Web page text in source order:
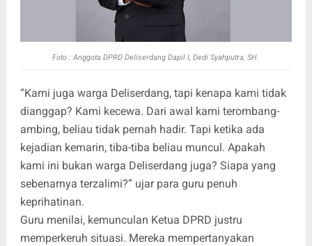
Foto : Anggota DPRD Deliserdang Dapil I, Dedi Syahputra, SH.
“Kami juga warga Deliserdang, tapi kenapa kami tidak
dianggap? Kami kecewa. Dari awal kami terombang-
ambing, beliau tidak pernah hadir. Tapi ketika ada
kejadian kemarin, tiba-tiba beliau muncul. Apakah
kami ini bukan warga Deliserdang juga? Siapa yang
sebenarnya terzalimi?” ujar para guru penuh
keprihatinan.
Guru menilai, kemunculan Ketua DPRD justru
memperkeruh situasi. Mereka mempertanyakan